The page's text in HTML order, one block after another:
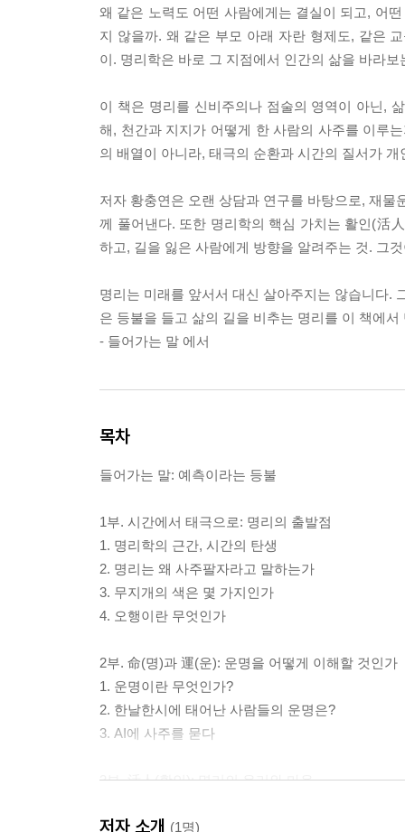
왜 같은 노력도 어떤 사람에게는 결실이 되고, 어
지 않을까. 왜 같은 부모 아래 자란 형제도, 같은
이. 명리학은 바로 그 지점에서 인간의 삶을 바라보
이 책은 명리를 신비주의나 점술의 영역이 아닌,
해, 천간과 지지가 어떻게 한 사람의 사주를 이루
의 배열이 아니라, 태극의 순환과 시간의 질서가
저자 황충연은 오랜 상담과 연구를 바탕으로, 재
께 풀어낸다. 또한 명리학의 핵심 가치는 활인(活
하고, 길을 잃은 사람에게 방향을 알려주는 것. 그
명리는 미래를 앞서서 대신 살아주지는 않습니다.
은 등불을 들고 삶의 길을 비추는 명리를 이 책에
- 들어가는 말 에서
목차
들어가는 말: 예측이라는 등불
1부. 시간에서 태극으로: 명리의 출발점
1. 명리학의 근간, 시간의 탄생
2. 명리는 왜 사주팔자라고 말하는가
3. 무지개의 색은 몇 가지인가
4. 오행이란 무엇인가
2부. 命(명)과 運(운): 운명을 어떻게 이해할 것인가
1. 운명이란 무엇인가?
2. 한날한시에 태어난 사람들의 운명은?
3. AI에 사주를 묻다
3부. 活人(활인): 명리의 윤리와 마음
2. 하늘이 나를 낳았을 때는……
저자 소개 (1명)